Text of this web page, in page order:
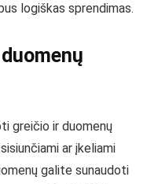
logiškas sprendimas.
greičio ir duomenų
ar įkeliami
galite sunaudoti